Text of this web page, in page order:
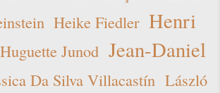
Heike Fiedler Henri
Huguette Junod Jean-Daniel
Da Silva Villacastín László